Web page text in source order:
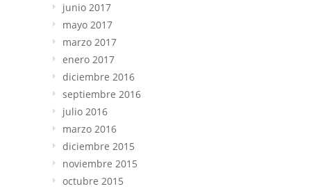
junio 2017
mayo 2017
marzo 2017
enero 2017
diciembre 2016
septiembre 2016
julio 2016
marzo 2016
diciembre 2015
noviembre 2015
octubre 2015